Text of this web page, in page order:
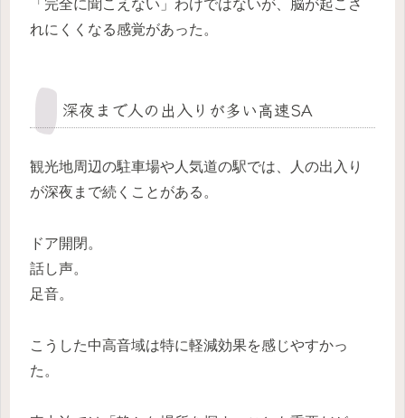
「完全に聞こえない」わけではないが、脳が起こさ
れにくくなる感覚があった。
深夜まで人の出入りが多い高速SA
観光地周辺の駐車場や人気道の駅では、人の出入り
が深夜まで続くことがある。
ドア開閉。
話し声。
足音。
こうした中高音域は特に軽減効果を感じやすかっ
た。